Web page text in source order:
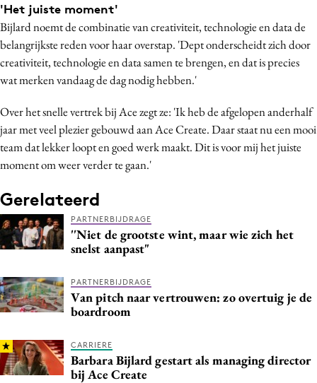
Martech
Media
Merkstrategie
PR
Purpose Marketing
Reputatie & crisis
'Het juiste moment'
Bijlard noemt de combinatie van creativiteit, technologie en data de
belangrijkste reden voor haar overstap. 'Dept onderscheidt zich door
creativiteit, technologie en data samen te brengen, en dat is precies
wat merken vandaag de dag nodig hebben.'
Over het snelle vertrek bij Ace zegt ze: 'Ik heb de afgelopen anderhalf
jaar met veel plezier gebouwd aan Ace Create. Daar staat nu een mooi
team dat lekker loopt en goed werk maakt. Dit is voor mij het juiste
moment om weer verder te gaan.'
Gerelateerd
PARTNERBIJDRAGE
''Niet de grootste wint, maar wie zich het
snelst aanpast"
PARTNERBIJDRAGE
Van pitch naar vertrouwen: zo overtuig je de
boardroom
CARRIERE
Barbara Bijlard gestart als managing director
bij Ace Create